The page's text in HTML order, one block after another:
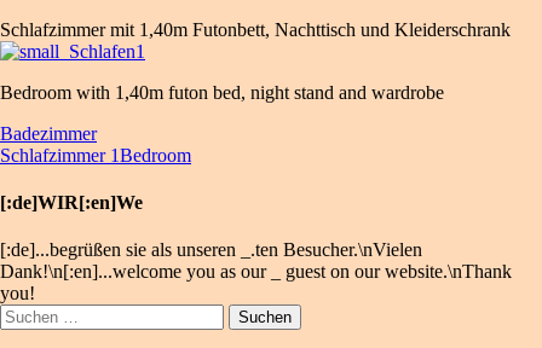
Schlafzimmer mit 1,40m Futonbett, Nachttisch und Kleiderschrank
Bedroom with 1,40m futon bed, night stand and wardrobe
Beitragsnavigation
Badezimmer
Schlafzimmer 1Bedroom
[:de]WIR[:en]We
[:de]...begrüßen sie als unseren
.ten Besucher.\nVielen
Dank!\n[:en]...welcome you as our
guest on our website.\nThank
you!
Suchen
nach: